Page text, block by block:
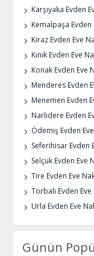
Karşıyaka Evden
Kemalpaşa Evden
Kiraz Evden Eve
Kınık Evden Eve
Konak Evden Eve
Menderes Evden
Menemen Evden
Narlıdere Evden
Ödemiş Evden
Seferihisar Evden
Selçuk Evden Eve
Tire Evden Eve
Torbalı Evden
Urla Evden Eve
Günün